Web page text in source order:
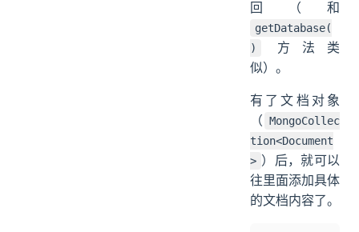
回（和
getDatabase(
)
方法类
似）。
有了文档对象
（ MongoCollec
tion<Document
> ）后，就可以
往里面添加具体
的文档内容了。